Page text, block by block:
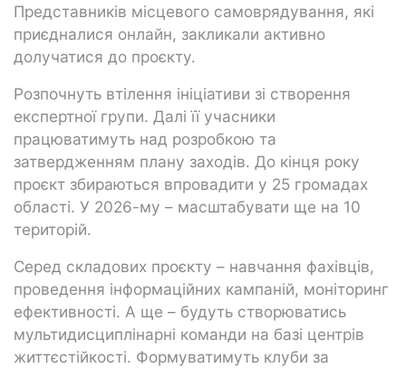
Представників місцевого самоврядування, які
приєдналися онлайн, закликали активно
долучатися до проєкту.
Розпочнуть втілення ініціативи зі створення
експертної групи. Далі її учасники
працюватимуть над розробкою та
затвердженням плану заходів. До кінця року
проєкт збираються впровадити у 25 громадах
області. У 2026-му – масштабувати ще на 10
територій.
Серед складових проєкту – навчання фахівців,
проведення інформаційних кампаній, моніторинг
ефективності. А ще – будуть створюватись
мультидисциплінарні команди на базі центрів
життєстійкості. Формуватимуть клуби за